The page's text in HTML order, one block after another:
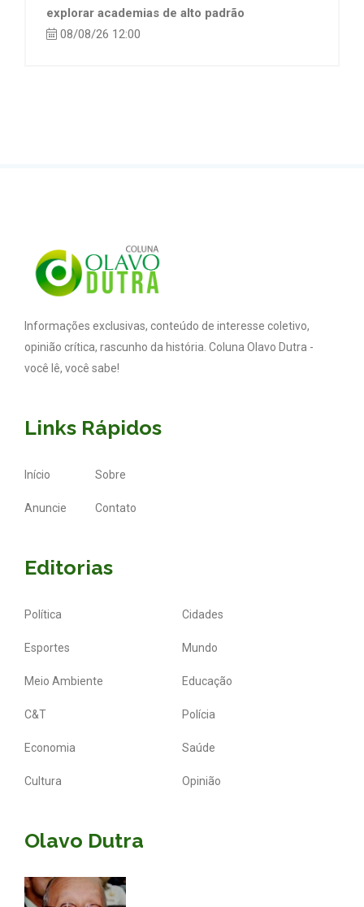
explorar academias de alto padrão
08/08/26 12:00
Informações exclusivas, conteúdo de interesse coletivo,
opinião crítica, rascunho da história. Coluna Olavo Dutra -
você lê, você sabe!
Links Rápidos
Início Sobre
Anuncie Contato
Editorias
Política Cidades
Esportes Mundo
Meio Ambiente Educação
C&T Polícia
Economia Saúde
Cultura Opinião
Olavo Dutra